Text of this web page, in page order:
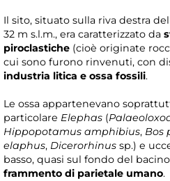
Il sito, situato sulla riva destra
32 m s.l.m., era caratterizzato da
piroclastiche (cioè originate
cui sono furono rinvenuti, con
industria litica e ossa fossili.
Le ossa appartenevano
particolare Elephas (
Hippopotamus amphibius, Bos
elaphus, Dicerorhinus sp.) e
basso, quasi sul fondo del
frammento di parietale umano.